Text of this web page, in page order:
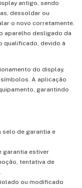
antigo, sendo
dessoldar ou
o novo corretamente.
aparelho desligado da
qualificado, devido à
do display,
A aplicação
garantindo
de garantia e
garantia estiver
tentativa de
ou modificado